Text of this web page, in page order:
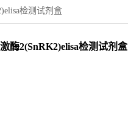
检测试剂盒
酶2(SnRK2)elisa检测试剂盒